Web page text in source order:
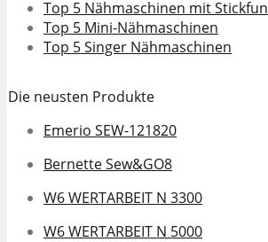
Top 5 Nähmaschinen mit
Top 5 Mini-Nähmaschinen
Top 5 Singer Nähmaschinen
Die neusten Produkte
Emerio SEW-121820
Bernette Sew&GO8
W6 WERTARBEIT N 3300
W6 WERTARBEIT N 5000